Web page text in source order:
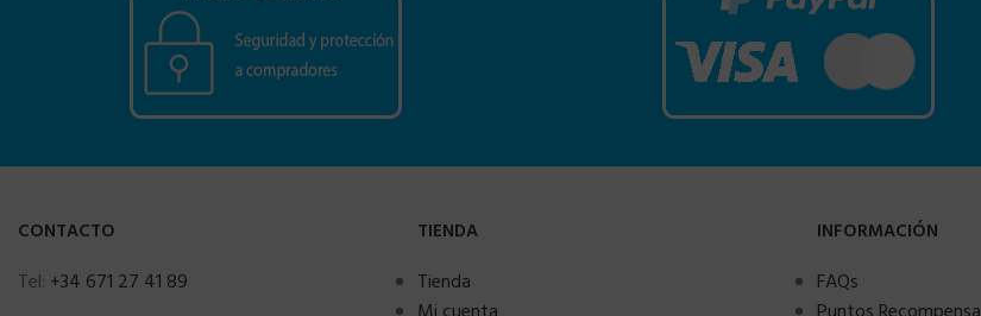
CONTACTO
Tel: +34 671 27 41 89
TIENDA
Tienda
INFORMACIÓN
FAQs